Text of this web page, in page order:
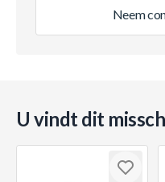
Neem
U vindt dit